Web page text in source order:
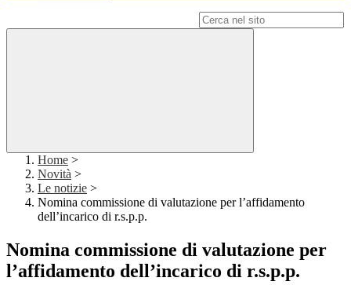
Home >
Novità >
Le notizie >
Nomina commissione di valutazione per l’affidamento
dell’incarico di r.s.p.p.
Nomina commissione di valutazione per
l’affidamento dell’incarico di r.s.p.p.